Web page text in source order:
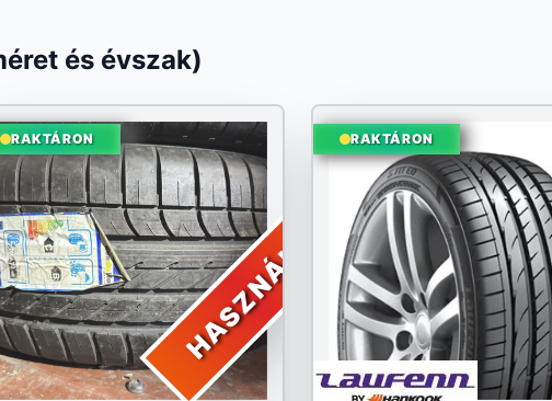
és évszak)
HASZNÁLT
RAKTÁRON RAKTÁRON